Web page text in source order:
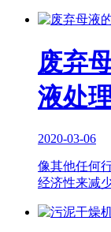
废弃
液处
2020-03-06
像其他任何
经济性来减